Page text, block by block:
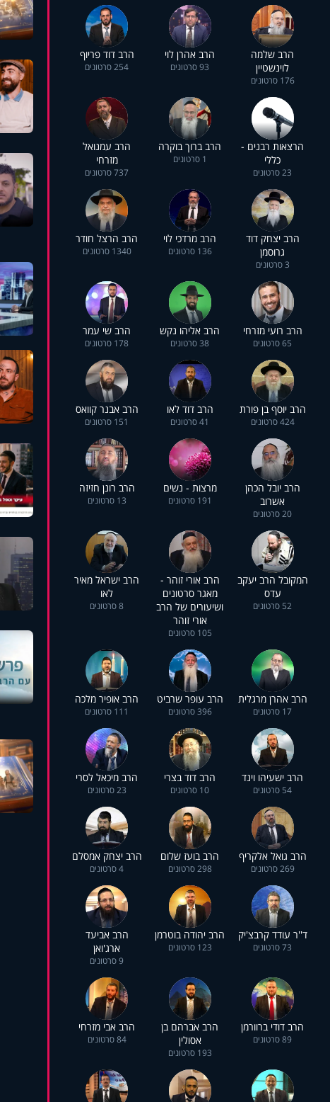
הרב שלמה
לוינשטיין
176 סרטונים
הרב אהרן לוי
93 סרטונים
הרב דוד פריוף
254 סרטונים
הרצאות רבנים -
כללי
23 סרטונים
הרב ברוך בוקרה
1 סרטונים
הרב עמנואל
מזרחי
737 סרטונים
הרב יצחק דוד
גרוסמן
3 סרטונים
הרב מרדכי לוי
136 סרטונים
הרב הרצל חודר
1340 סרטונים
הרב רועי מזרחי
65 סרטונים
הרב אליהו נקש
38 סרטונים
הרב שי עמר
178 סרטונים
הרב יוסף בן פורת
424 סרטונים
הרב דוד לאו
41 סרטונים
הרב אבנר קוואס
151 סרטונים
הרב יובל הכהן
אשרוב
20 סרטונים
מרצות - נשים
191 סרטונים
הרב רונן חזיזה
13 סרטונים
המקובל הרב יעקב
עדס
52 סרטונים
הרב אורי זוהר -
מאגר סרטונים
ושיעורים של הרב
אורי זוהר
105 סרטונים
הרב ישראל מאיר
לאו
8 סרטונים
הרב אהרן מרגלית
17 סרטונים
הרב עופר שרביט
396 סרטונים
הרב אופיר מלכה
111 סרטונים
הרב ישעיהו וינד
54 סרטונים
הרב דוד בצרי
10 סרטונים
הרב מיכאל לסרי
23 סרטונים
הרב גואל אלקריף
269 סרטונים
הרב בועז שלום
298 סרטונים
הרב יצחק אמסלם
4 סרטונים
ד''ר עודד קרבצ'יק
73 סרטונים
הרב יהודה בוטרמן
123 סרטונים
הרב אביעד
ארג'ואן
9 סרטונים
הרב דודי ברוורמן
89 סרטונים
הרב אברהם בן
אסולין
193 סרטונים
הרב אבי מזרחי
84 סרטונים